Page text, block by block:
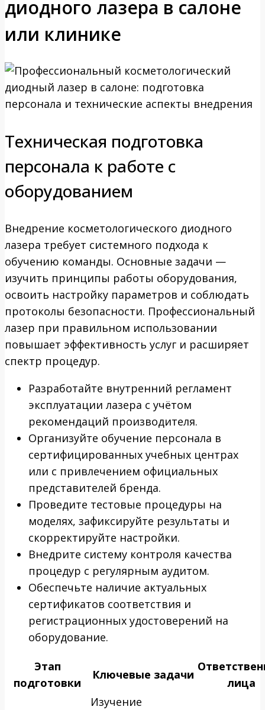
диодного лазера в салоне
или клинике
Техническая подготовка
персонала к работе с
оборудованием
Внедрение косметологического диодного
лазера требует системного подхода к
обучению команды. Основные задачи —
изучить принципы работы оборудования,
освоить настройку параметров и соблюдать
протоколы безопасности. Профессиональный
лазер при правильном использовании
повышает эффективность услуг и расширяет
спектр процедур.
Разработайте внутренний регламент
эксплуатации лазера с учётом
рекомендаций производителя.
Организуйте обучение персонала в
сертифицированных учебных центрах
или с привлечением официальных
представителей бренда.
Проведите тестовые процедуры на
моделях, зафиксируйте результаты и
скорректируйте настройки.
Внедрите систему контроля качества
процедур с регулярным аудитом.
Обеспечьте наличие актуальных
сертификатов соответствия и
регистрационных удостоверений на
оборудование.
Этап
подготовки
Ключевые задачи
лица
Изучение